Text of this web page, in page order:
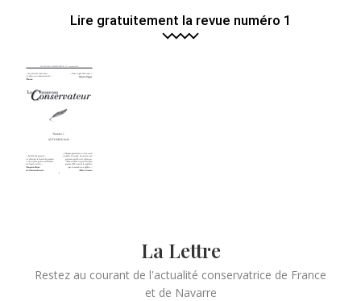
Lire gratuitement la revue numéro 1
La Lettre
Restez au courant de l'actualité conservatrice de France
et de Navarre